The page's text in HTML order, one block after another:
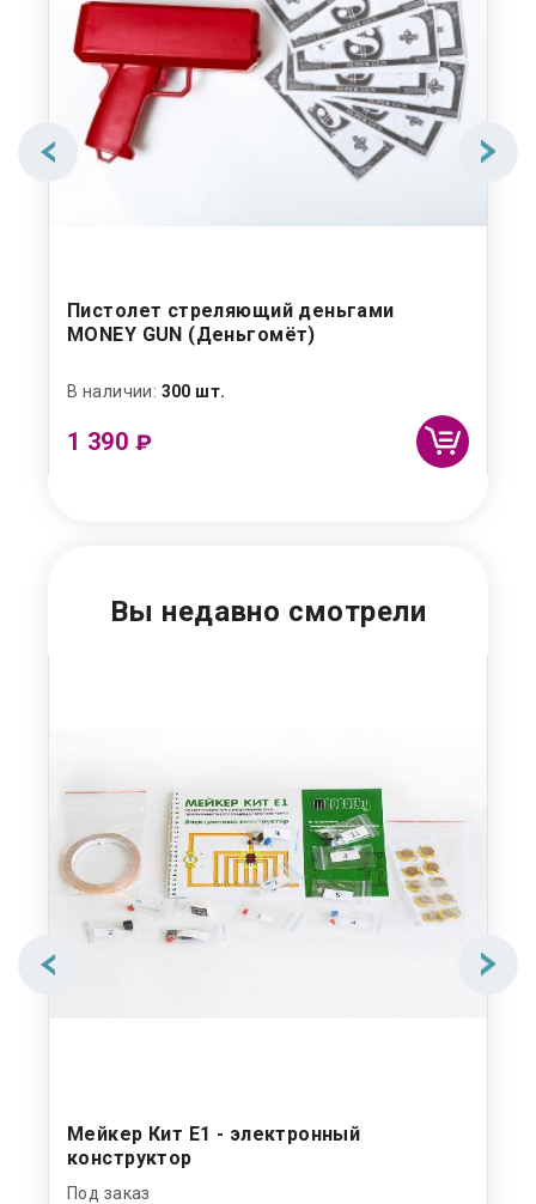
Пистолет стреляющий деньгами
MONEY GUN (Деньгомёт)
В наличии: 300 шт.
1 390 ₽
Вы недавно смотрели
Мейкер Кит Е1 - электронный
конструктор
Под заказ